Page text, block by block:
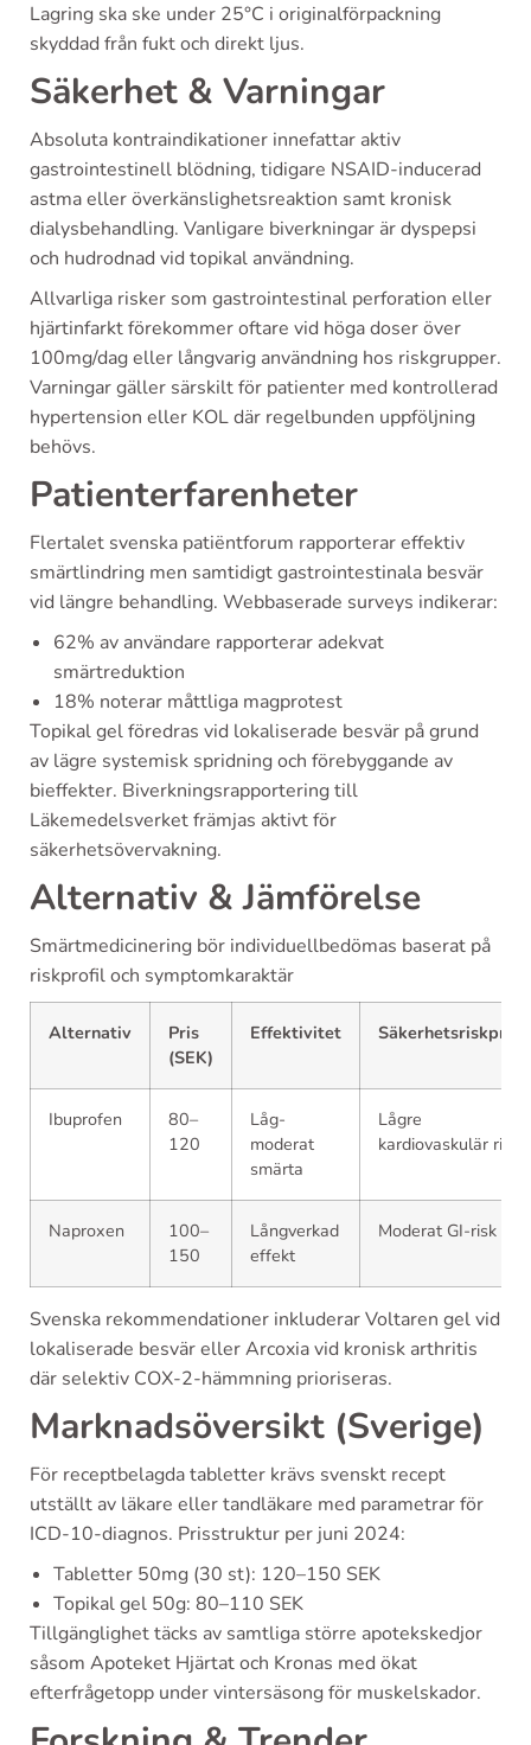
Lagring ska ske under 25°C i originalförpackning
skyddad från fukt och direkt ljus.
Säkerhet & Varningar
Absoluta kontraindikationer innefattar aktiv
gastrointestinell blödning, tidigare NSAID-inducerad
astma eller överkänslighetsreaktion samt kronisk
dialysbehandling. Vanligare biverkningar är dyspepsi
och hudrodnad vid topikal användning.
Allvarliga risker som gastrointestinal perforation eller
hjärtinfarkt förekommer oftare vid höga doser över
100mg/dag eller långvarig användning hos riskgrupper.
Varningar gäller särskilt för patienter med kontrollerad
hypertension eller KOL där regelbunden uppföljning
behövs.
Patienterfarenheter
Flertalet svenska patiëntforum rapporterar effektiv
smärtlindring men samtidigt gastrointestinala besvär
vid längre behandling. Webbaserade surveys indikerar:
62% av användare rapporterar adekvat
smärtreduktion
18% noterar måttliga magprotest
Topikal gel föredras vid lokaliserade besvär på grund
av lägre systemisk spridning och förebyggande av
bieffekter. Biverkningsrapportering till
Läkemedelsverket främjas aktivt för
säkerhetsövervakning.
Alternativ & Jämförelse
Smärtmedicinering bör individuellbedömas baserat på
riskprofil och symptomkaraktär
Alternativ
Pris
(SEK)
Effektivitet Säkerhetsriskprofil
Ibuprofen
80–
120
Låg-
moderat
smärta
Lågre
kardiovaskulär risk
Naproxen
100–
150
Långverkad
effekt
Moderat GI-risk
Svenska rekommendationer inkluderar Voltaren gel vid
lokaliserade besvär eller Arcoxia vid kronisk arthritis
där selektiv COX-2-hämmning prioriseras.
Marknadsöversikt (Sverige)
För receptbelagda tabletter krävs svenskt recept
utställt av läkare eller tandläkare med parametrar för
ICD-10-diagnos. Prisstruktur per juni 2024:
Tabletter 50mg (30 st): 120–150 SEK
Topikal gel 50g: 80–110 SEK
Tillgänglighet täcks av samtliga större apotekskedjor
såsom Apoteket Hjärtat och Kronas med ökat
efterfrågetopp under vintersäsong för muskelskador.